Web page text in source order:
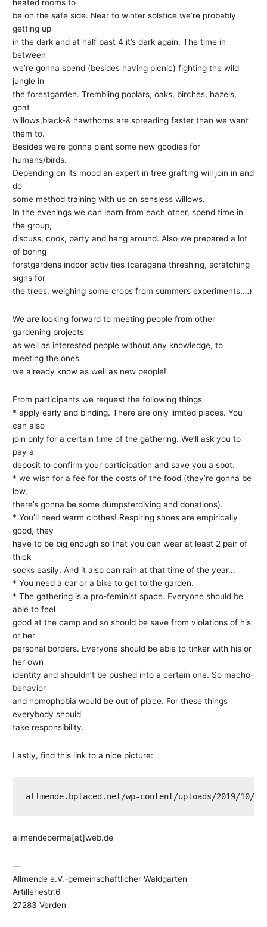
heated rooms to
be on the safe side. Near to winter solstice we’re probably
getting up
in the dark and at half past 4 it’s dark again. The time in
between
we’re gonna spend (besides having picnic) fighting the wild
jungle in
the forestgarden. Trembling poplars, oaks, birches, hazels,
goat
willows,black-& hawthorns are spreading faster than we want
them to.
Besides we’re gonna plant some new goodies for
humans/birds.
Depending on its mood an expert in tree grafting will join in and
do
some method training with us on sensless willows.
In the evenings we can learn from each other, spend time in
the group,
discuss, cook, party and hang around. Also we prepared a lot
of boring
forstgardens indoor activities (caragana threshing, scratching
signs for
the trees, weighing some crops from summers experiments,…)
We are looking forward to meeting people from other
gardening projects
as well as interested people without any knowledge, to
meeting the ones
we already know as well as new people!
From participants we request the following things
* apply early and binding. There are only limited places. You
can also
join only for a certain time of the gathering. We’ll ask you to
pay a
deposit to confirm your participation and save you a spot.
* we wish for a fee for the costs of the food (they’re gonna be
low,
there’s gonna be some dumpsterdiving and donations).
* You’ll need warm clothes! Respiring shoes are empirically
good, they
have to be big enough so that you can wear at least 2 pair of
thick
socks easily. And it also can rain at that time of the year…
* You need a car or a bike to get to the garden.
* The gathering is a pro-feminist space. Everyone should be
able to feel
good at the camp and so should be save from violations of his
or her
personal borders. Everyone should be able to tinker with his or
her own
identity and shouldn’t be pushed into a certain one. So macho-
behavior
and homophobia would be out of place. For these things
everybody should
take responsibility.
Lastly, find this link to a nice picture:
allmende.bplaced.net/wp-content/uploads/2019/10/
allmendeperma[at]web.de
—
Allmende e.V.-gemeinschaftlicher Waldgarten
Artilleriestr.6
27283 Verden